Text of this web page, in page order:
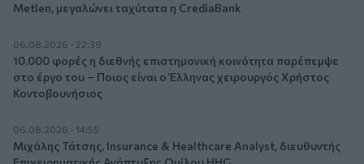
Metlen, μεγαλώνει ταχύτατα η CrediaBank
06.08.2026 - 22:39
10.000 φορές η διεθνής επιστημονική κοινότητα παρέπεμψε
στο έργο του – Ποιος είναι ο Έλληνας χειρουργός Χρήστος
Κοντοβουνήσιος
06.08.2026 - 14:55
Μιχάλης Τάτσης, Insurance & Healthcare Analyst, διευθυντής